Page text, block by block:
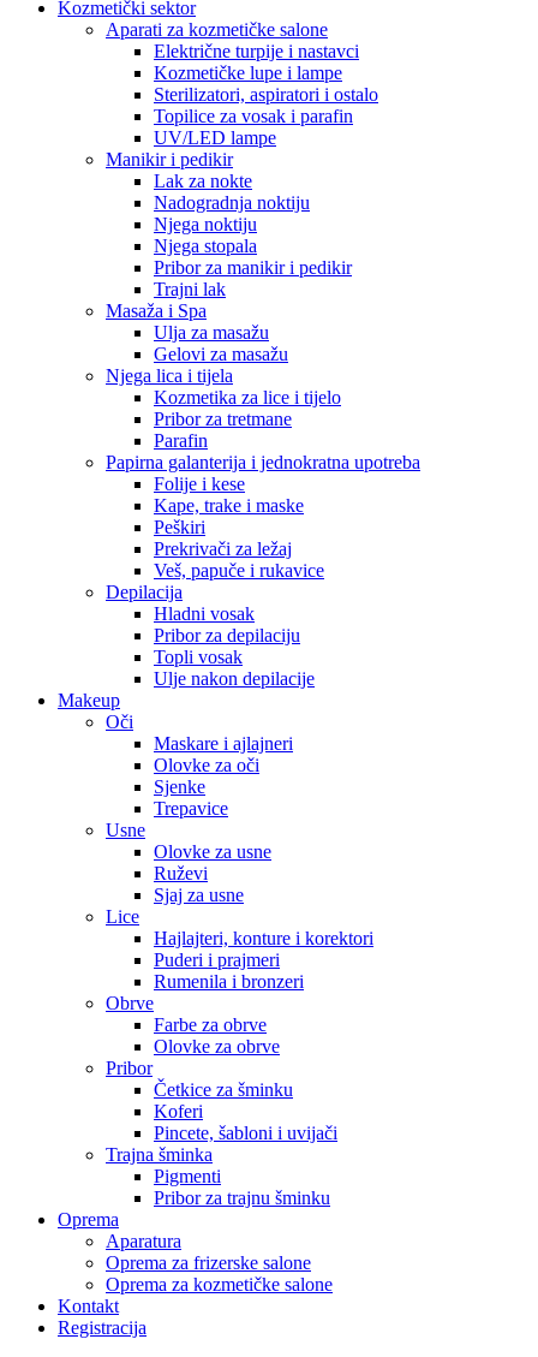
Kozmetički sektor
Aparati za kozmetičke salone
Električne turpije i nastavci
Kozmetičke lupe i lampe
Sterilizatori, aspiratori i ostalo
Topilice za vosak i parafin
UV/LED lampe
Manikir i pedikir
Lak za nokte
Nadogradnja noktiju
Njega noktiju
Njega stopala
Pribor za manikir i pedikir
Trajni lak
Masaža i Spa
Ulja za masažu
Gelovi za masažu
Njega lica i tijela
Kozmetika za lice i tijelo
Pribor za tretmane
Parafin
Papirna galanterija i jednokratna upotreba
Folije i kese
Kape, trake i maske
Peškiri
Prekrivači za ležaj
Veš, papuče i rukavice
Depilacija
Hladni vosak
Pribor za depilaciju
Topli vosak
Ulje nakon depilacije
Makeup
Oči
Maskare i ajlajneri
Olovke za oči
Sjenke
Trepavice
Usne
Olovke za usne
Ruževi
Sjaj za usne
Lice
Hajlajteri, konture i korektori
Puderi i prajmeri
Rumenila i bronzeri
Obrve
Farbe za obrve
Olovke za obrve
Pribor
Četkice za šminku
Koferi
Pincete, šabloni i uvijači
Trajna šminka
Pigmenti
Pribor za trajnu šminku
Oprema
Aparatura
Oprema za frizerske salone
Oprema za kozmetičke salone
Kontakt
Registracija